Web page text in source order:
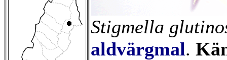
Stigmella
aldvärgmal.